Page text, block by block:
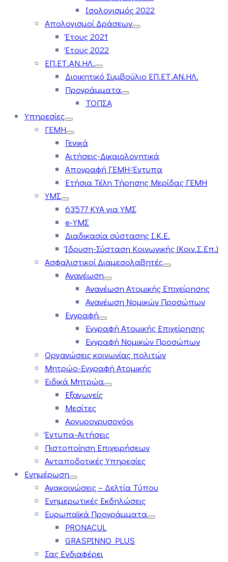
Ισολογισμός 2022
Απολογισμοί Δράσεων
Έτους 2021
Έτους 2022
ΕΠ.ΕΤ.ΑΝ.ΗΛ.
Διοικητικό Συμβούλιο ΕΠ.ΕΤ.ΑΝ.ΗΛ.
Προγράμματα
ΤΟΠΣΑ
Υπηρεσίες
ΓΕΜΗ
Γενικά
Αιτήσεις-Δικαιολογητικά
Απογραφή ΓΕΜΗ-Έντυπα
Ετήσια Τέλη Τήρησης Μερίδας ΓΕΜΗ
ΥΜΣ
63577 ΚΥΑ για ΥΜΣ
e-ΥΜΣ
Διαδικασία σύστασης Ι.Κ.Ε.
Ίδρυση-Σύσταση Κοινωνικής (Κοιν.Σ.Επ.)
Ασφαλιστικοί Διαμεσολαβητές
Ανανέωση
Ανανέωση Ατομικής Επιχείρησης
Ανανέωση Νομικών Προσώπων
Εγγραφή
Εγγραφή Ατομικής Επιχείρησης
Εγγραφή Νομικών Προσώπων
Οργανώσεις κοινωνίας πολιτών
Μητρώο-Εγγραφή Ατομικής
Ειδικά Μητρώα
Εξαγωγείς
Μεσίτες
Αργυροχρυσοχόοι
Έντυπα-Αιτήσεις
Πιστοποίηση Επιχειρήσεων
Ανταποδοτικές Υπηρεσίες
Ενημέρωση
Ανακοινώσεις – Δελτία Τύπου
Ενημερωτικές Εκδηλώσεις
Ευρωπαϊκά Προγράμματα
PRONACUL
GRASPINNO PLUS
Σας Ενδιαφέρει